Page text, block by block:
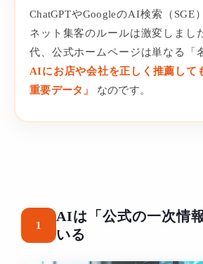
ChatGPTやGoogleのAI検索（SGE
ネット集客のルールは激変しまし
代、公式ホームページは単なる「
AIにお店や会社を正しく推薦して
重要データ」
なのです。
1
AIは「公式の一次情
いる